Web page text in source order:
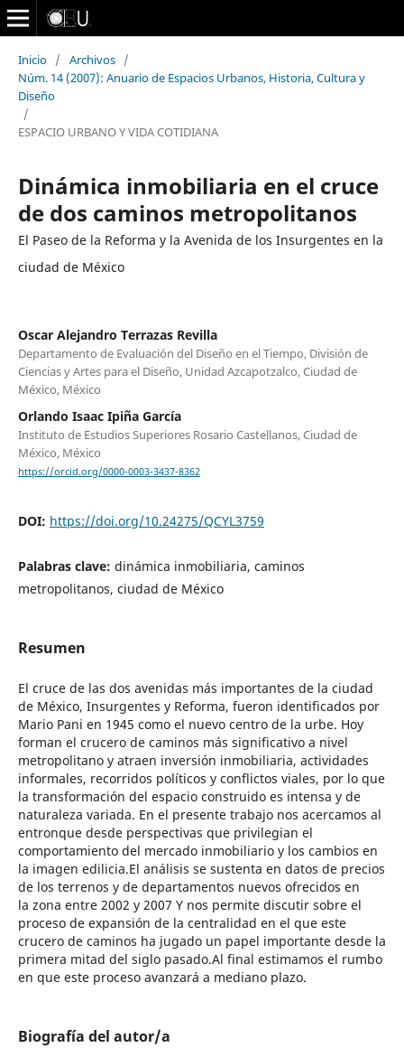
Inicio / Archivos /
Núm. 14 (2007): Anuario de Espacios Urbanos, Historia, Cultura y
Diseño
/
ESPACIO URBANO Y VIDA COTIDIANA
Dinámica inmobiliaria en el cruce
de dos caminos metropolitanos
El Paseo de la Reforma y la Avenida de los Insurgentes en la
ciudad de México
Oscar Alejandro Terrazas Revilla
Departamento de Evaluación del Diseño en el Tiempo, División de
Ciencias y Artes para el Diseño, Unidad Azcapotzalco, Ciudad de
México, México
Orlando Isaac Ipiña García
Instituto de Estudios Superiores Rosario Castellanos, Ciudad de
México, México
https://orcid.org/0000-0003-3437-8362
DOI: https://doi.org/10.24275/QCYL3759
Palabras clave: dinámica inmobiliaria, caminos
metropolitanos, ciudad de México
Resumen
El cruce de las dos avenidas más importantes de la ciudad
de México, Insurgentes y Reforma, fueron identificados por
Mario Pani en 1945 como el nuevo centro de la urbe. Hoy
forman el crucero de caminos más significativo a nivel
metropolitano y atraen inversión inmobiliaria, actividades
informales, recorridos políticos y conflictos viales, por lo que
la transformación del espacio construido es intensa y de
naturaleza variada. En el presente trabajo nos acercamos al
entronque desde perspectivas que privilegian el
comportamiento del mercado inmobiliario y los cambios en
la imagen edilicia.El análisis se sustenta en datos de precios
de los terrenos y de departamentos nuevos ofrecidos en
la zona entre 2002 y 2007 Y nos permite discutir sobre el
proceso de expansión de la centralidad en el que este
crucero de caminos ha jugado un papel importante desde la
primera mitad del siglo pasado.Al final estimamos el rumbo
en que este proceso avanzará a mediano plazo.
Biografía del autor/a